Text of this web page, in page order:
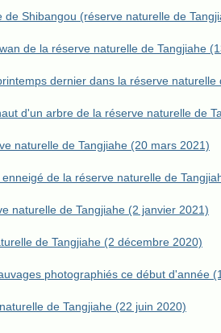
Shibangou (réserve naturelle de
de la réserve naturelle de Tangjiahe
dernier dans la réserve naturelle
d'un arbre de la réserve naturelle de
naturelle de Tangjiahe (20 mars 2021)
de la réserve naturelle de
naturelle de Tangjiahe (2 janvier 2021)
de Tangjiahe (2 décembre 2020)
photographiés ce début d'année
de Tangjiahe (22 juin 2020)